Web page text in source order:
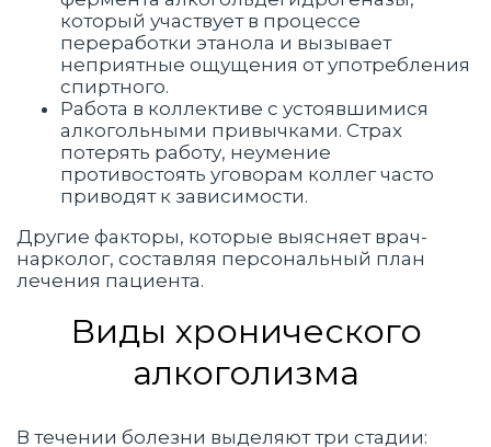
который участвует в процессе
переработки этанола и вызывает
неприятные ощущения от употребления
спиртного.
Работа в коллективе с устоявшимися
алкогольными привычками. Страх
потерять работу, неумение
противостоять уговорам коллег часто
приводят к зависимости.
Другие факторы, которые выясняет врач-
нарколог, составляя персональный план
лечения пациента.
Виды хронического
алкоголизма
В течении болезни выделяют три стадии: